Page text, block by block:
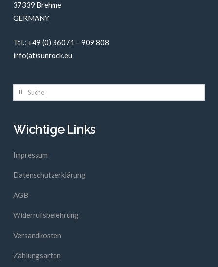
37339 Brehme
GERMANY
Tel.: +49 (0) 36071 – 909 808
info(at)sunrock.eu
Suche
Wichtige Links
Impressum
Datenschutzerklärung
AGB
Widerrufsbelehrung
Versandkosten
Zahlungsarten